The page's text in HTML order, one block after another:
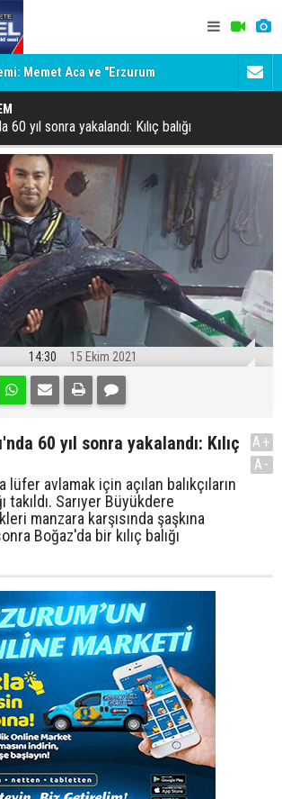
Memet Aca ve "Erzurum
Gündemde
Bala
yıl sonra yakalandı: Kılıç balığı
14:30 15 Ekim 2021
60 yıl sonra yakalandı: Kılıç
lüfer avlamak için açılan balıkçıların
takıldı. Sarıyer Büyükdere
manzara karşısında şaşkına
Boğaz'da bir kılıç balığı
A+
A-